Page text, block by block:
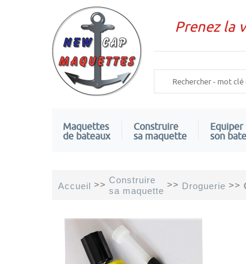
Prenez la
Maquettes
de bateaux
Construire
sa maquette
Equiper
son
Accueil >> Construire
sa maquette
>> Droguerie >>